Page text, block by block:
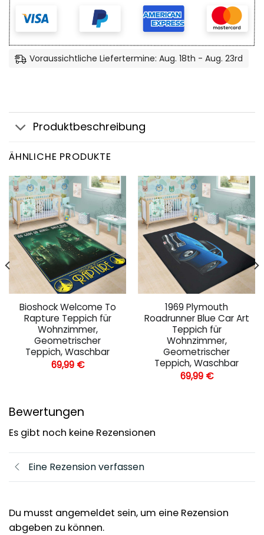
Voraussichtliche Liefertermine: Aug. 18th - Aug. 23rd
Produktbeschreibung
ÄHNLICHE PRODUKTE
Bioshock Welcome To
Rapture Teppich für
Wohnzimmer,
Geometrischer
Teppich, Waschbar
69,99 €
1969 Plymouth
Roadrunner Blue Car Art
Teppich für
Wohnzimmer,
Geometrischer
Teppich, Waschbar
69,99 €
Bewertungen
Es gibt noch keine Rezensionen
Eine Rezension verfassen
Du musst angemeldet sein, um eine Rezension
abgeben zu können.